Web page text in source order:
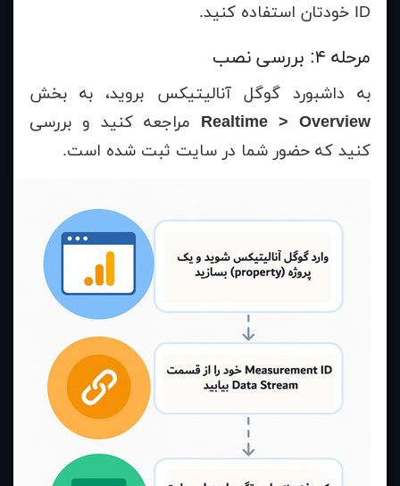
ID خودتان استفاده کنید.
مرحله ۴: بررسی نصب
به داشبورد گوگل آنالیتیکس بروید، به بخش
Realtime > Overview مراجعه کنید و بررسی
کنید که حضور شما در سایت ثبت شده است.